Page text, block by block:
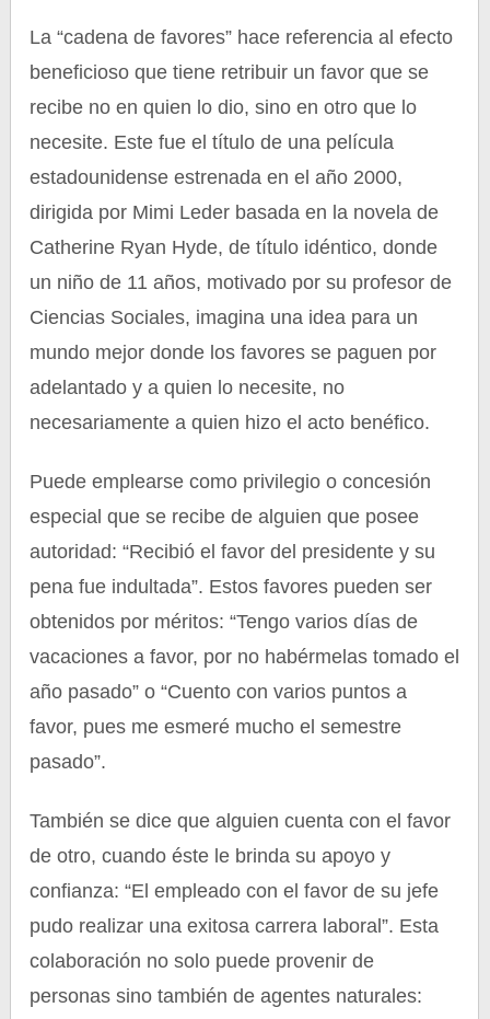
La “cadena de favores” hace referencia al efecto
beneficioso que tiene retribuir un favor que se
recibe no en quien lo dio, sino en otro que lo
necesite. Este fue el título de una película
estadounidense estrenada en el año 2000,
dirigida por Mimi Leder basada en la novela de
Catherine Ryan Hyde, de título idéntico, donde
un niño de 11 años, motivado por su profesor de
Ciencias Sociales, imagina una idea para un
mundo mejor donde los favores se paguen por
adelantado y a quien lo necesite, no
necesariamente a quien hizo el acto benéfico.
Puede emplearse como privilegio o concesión
especial que se recibe de alguien que posee
autoridad: “Recibió el favor del presidente y su
pena fue indultada”. Estos favores pueden ser
obtenidos por méritos: “Tengo varios días de
vacaciones a favor, por no habérmelas tomado el
año pasado” o “Cuento con varios puntos a
favor, pues me esmeré mucho el semestre
pasado”.
También se dice que alguien cuenta con el favor
de otro, cuando éste le brinda su apoyo y
confianza: “El empleado con el favor de su jefe
pudo realizar una exitosa carrera laboral”. Esta
colaboración no solo puede provenir de
personas sino también de agentes naturales: